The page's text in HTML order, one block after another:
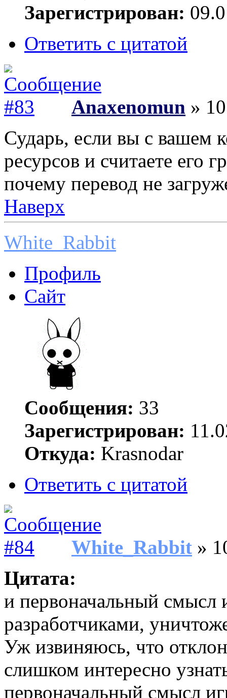
Зарегистрирован:
Ответить с цитатой
Anaxenomun »
Сударь, если вы с вашем
ресурсов и считаете его
почему перевод не
Наверх
White_Rabbit
Профиль
Сайт
Сообщения: 33
Зарегистрирован:
Откуда: Krasnodar
Ответить с цитатой
White_Rabbit »
Цитата:
и первоначальный смысл
разработчиками,
Уж извиняюсь, что
слишком интересно
первоначальный смысл